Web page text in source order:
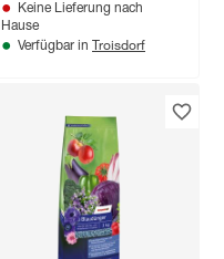
Keine Lieferung nach
Hause
Verfügbar in Troisdorf